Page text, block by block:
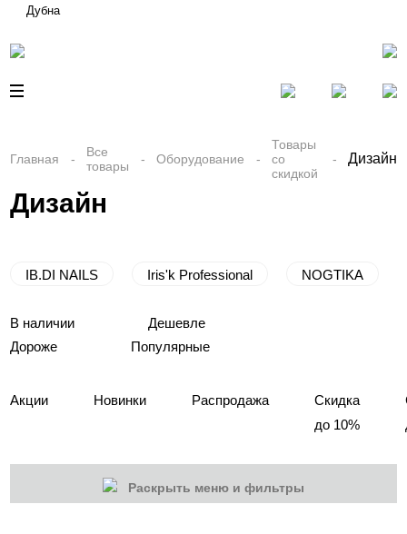
Дубна
Главная
Все
товары
Оборудование
Товары
со
скидкой
Дизайн
Дизайн
IB.DI NAILS Iris'k Professional NOGTIKA
В наличии
Дешевле
Дороже
Популярные
Акции Новинки Распродажа
Скидка
до 10%
Раскрыть меню и фильтры